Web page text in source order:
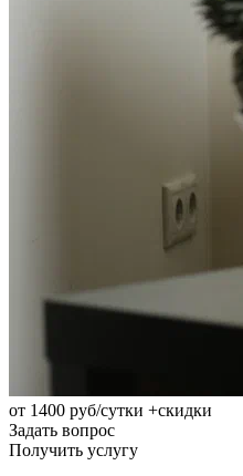
от 1400 руб/сутки +скидки
Задать вопрос
Получить услугу